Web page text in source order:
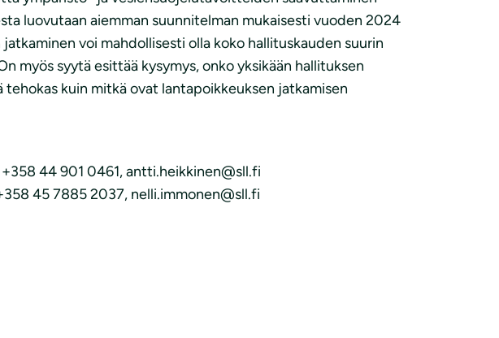
luovutaan aiemman suunnitelman mukaisesti vuoden 2024
voi mahdollisesti olla koko hallituskauden suurin
myös syytä esittää kysymys, onko yksikään hallituksen
kuin mitkä ovat lantapoikkeuksen jatkamisen
44 901 0461, antti.heikkinen@sll.fi
45 7885 2037, nelli.immonen@sll.fi